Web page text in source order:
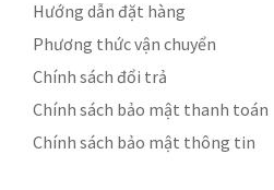
Hướng dẫn đặt hàng
Phương thức vận chuyển
Chính sách đổi trả
Chính sách bảo mật thanh toán
Chính sách bảo mật thông tin